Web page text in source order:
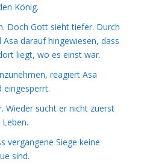
König.
Doch Gott sieht tiefer. Durch
darauf hingewiesen, dass
liegt, wo es einst war.
reagiert Asa
eingesperrt.
Wieder sucht er nicht zuerst
vergangene Siege keine
sind.